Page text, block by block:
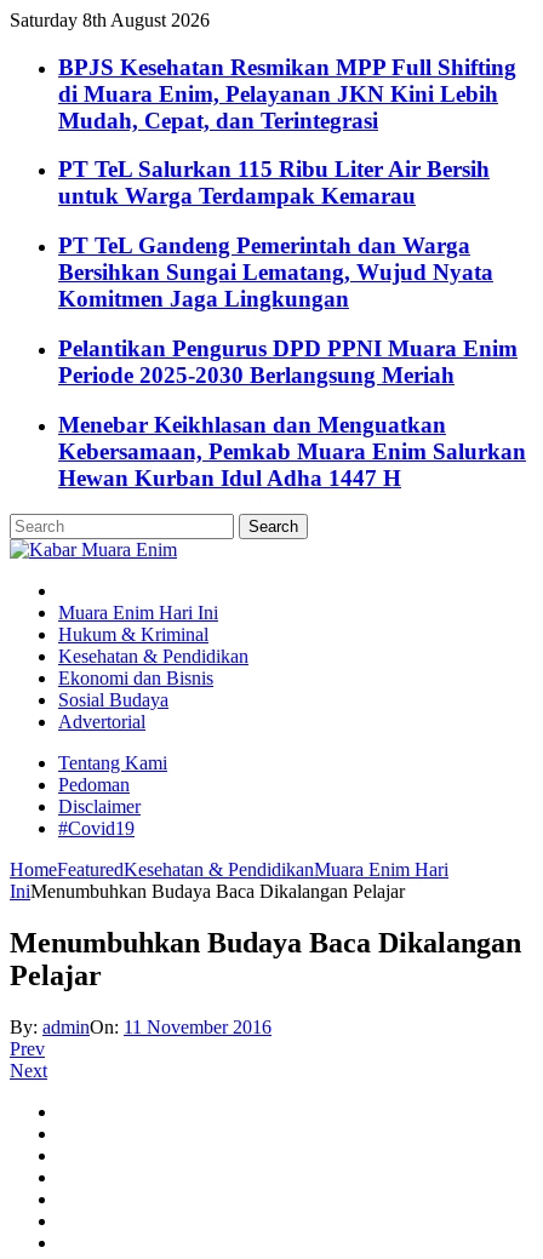
Saturday 8th August 2026
BPJS Kesehatan Resmikan MPP Full Shifting
di Muara Enim, Pelayanan JKN Kini Lebih
Mudah, Cepat, dan Terintegrasi
PT TeL Salurkan 115 Ribu Liter Air Bersih
untuk Warga Terdampak Kemarau
PT TeL Gandeng Pemerintah dan Warga
Bersihkan Sungai Lematang, Wujud Nyata
Komitmen Jaga Lingkungan
Pelantikan Pengurus DPD PPNI Muara Enim
Periode 2025-2030 Berlangsung Meriah
Menebar Keikhlasan dan Menguatkan
Kebersamaan, Pemkab Muara Enim Salurkan
Hewan Kurban Idul Adha 1447 H
Muara Enim Hari Ini
Hukum & Kriminal
Kesehatan & Pendidikan
Ekonomi dan Bisnis
Sosial Budaya
Advertorial
Tentang Kami
Pedoman
Disclaimer
#Covid19
HomeFeaturedKesehatan & PendidikanMuara Enim Hari
IniMenumbuhkan Budaya Baca Dikalangan Pelajar
Menumbuhkan Budaya Baca Dikalangan
Pelajar
By: adminOn: 11 November 2016
Prev
Next